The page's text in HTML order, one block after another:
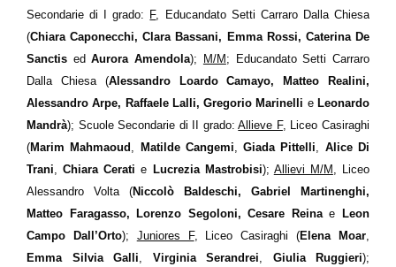
Secondarie di I grado: F, Educandato Setti Carraro Dalla Chiesa
(Chiara Caponecchi, Clara Bassani, Emma Rossi, Caterina De
Sanctis edAurora Amendola); M/M ; Educandato Setti Carraro
Dalla Chiesa (Alessandro Loardo Camayo, Matteo Realini,
Alessandro Arpe, Raffaele Lalli, Gregorio Marinelli e Leonardo
Mandrà); Scuole Secondarie di II grado:Allieve F, Liceo Casiraghi
(Marim Mahmaoud , Matilde Cangemi,Giada Pittelli, Alice Di
Trani,Chiara Cerati e Lucrezia Mastrobisi); Allievi M/M , Liceo
Alessandro Volta (Niccolò Baldeschi, Gabriel Martinenghi,
Matteo Faragasso, Lorenzo Segoloni, Cesare Reinae
Leon
Campo Dall’Orto); Juniores F, Liceo Casiraghi (Elena Moar,
Emma Silvia Galli, Virginia Serandrei, Giulia Ruggieri);